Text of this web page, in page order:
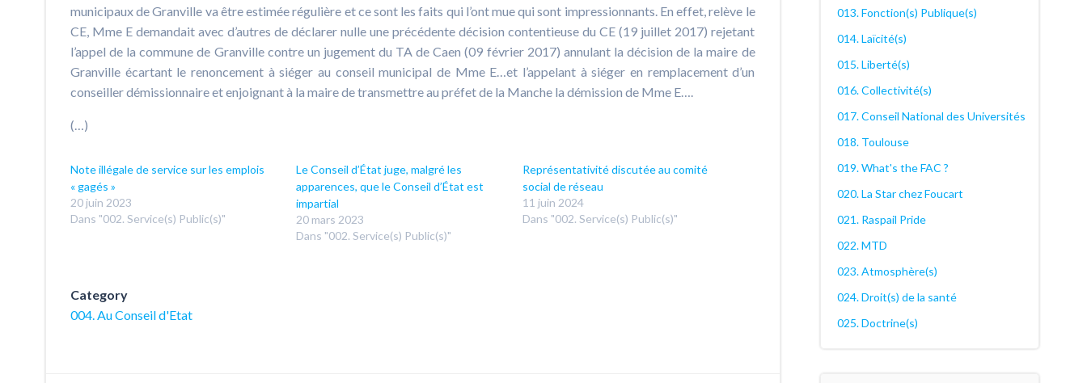
municipaux de Granville va être estimée régulière et ce sont les faits qui l’ont mue qui sont impressionnants. En effet, relève le
CE, Mme E demandait avec d’autres de déclarer nulle une précédente décision contentieuse du CE (19 juillet 2017) rejetant
l’appel de la commune de Granville contre un jugement du TA de Caen (09 février 2017) annulant la décision de la maire de
Granville écartant le renoncement à siéger au conseil municipal de Mme E…et l’appelant à siéger en remplacement d’un
conseiller démissionnaire et enjoignant à la maire de transmettre au préfet de la Manche la démission de Mme E….
(…)
Note illégale de service sur les emplois
« gagés »
20 juin 2023
Dans "002. Service(s) Public(s)"
Le Conseil d’État juge, malgré les
apparences, que le Conseil d’État est
impartial
20 mars 2023
Dans "002. Service(s) Public(s)"
Représentativité discutée au comité
social de réseau
11 juin 2024
Dans "002. Service(s) Public(s)"
Category
004. Au Conseil d'Etat
013. Fonction(s) Publique(s)
014. Laïcité(s)
015. Liberté(s)
016. Collectivité(s)
017. Conseil National des Universités
018. Toulouse
019. What's the FAC ?
020. La Star chez Foucart
021. Raspail Pride
022. MTD
023. Atmosphère(s)
024. Droit(s) de la santé
025. Doctrine(s)